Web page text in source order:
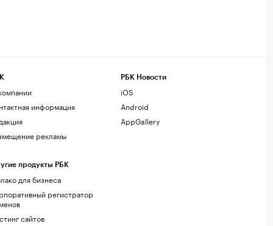
информация
рекламы
продукты РБК
для бизнеса
регистратор
сайтов
РБК Новости
iOS
Android
AppGallery